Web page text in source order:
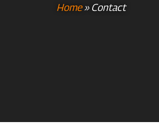
Home» Contact